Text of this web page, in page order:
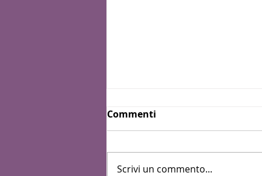
Commenti
Scrivi un commento...